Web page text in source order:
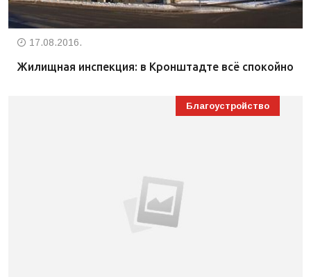
17.08.2016.
Жилищная инспекция: в Кронштадте всё спокойно
Благоустройство